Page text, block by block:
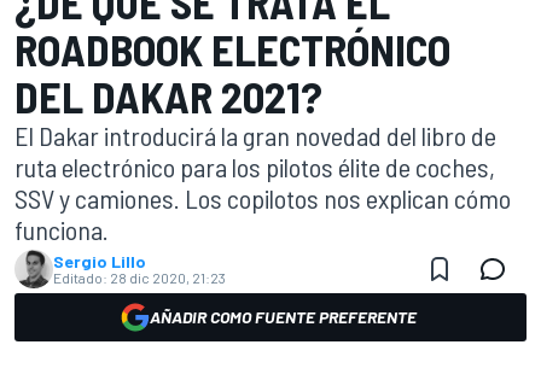
ROADBOOK ELECTRÓNICO
DEL DAKAR 2021?
El Dakar introducirá la gran novedad del libro de
ruta electrónico para los pilotos élite de coches,
SSV y camiones. Los copilotos nos explican cómo
funciona.
Sergio Lillo
Editado: 28 dic 2020, 21:23
AÑADIR COMO FUENTE PREFERENTE